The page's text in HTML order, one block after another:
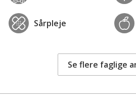
Sårpleje
Se flere faglige